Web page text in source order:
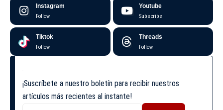
Instagram
Follow
Youtube
Subscribe
Tiktok
Follow
Threads
Follow
¡Suscríbete a nuestro boletín para recibir nuestros
artículos más recientes al instante!